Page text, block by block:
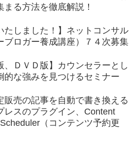
まる方法を徹底解説！
たしました！】ネットコンサル
ブロガー養成講座）７４次募集
、ＤＶＤ版】カウンセラーとし
的な強みを見つけるセミナー
販売の記事を自動で書き換える
レスのプラグイン、Content
（コンテンツ予約更